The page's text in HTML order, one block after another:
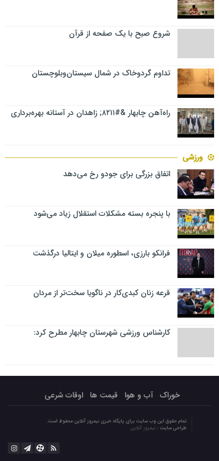
شروع صبح با یک صفحه از قرآن
تداوم گردوخاک در شمال سیستان‌وبلوچستان
راه‌آهن چابهار &#۸۲۱۱; زاهدان در آستانه بهره‌برداری
ورزشی
اتفاق بزرگی برای جودو رخ می‌دهد
با پنجره بسته مشکلات استقلال زیاد می‌شود
فرانکو بارزی، اسطوره میلان و ایتالیا درگذشت
قرعه زنان کبدی‌کار در ناگویا سخت‌تر از مردان
کارشناس ورزشی شهرستان چابهار مطرح کرد:
خوراک آب و هوا قیمت ها اوقات شرعی
تمام حقوق این وب سایت برای پایگاه خبری نیمروز آنلاین محفوظ است.
طراحی سایت : نیمروز آنلاین